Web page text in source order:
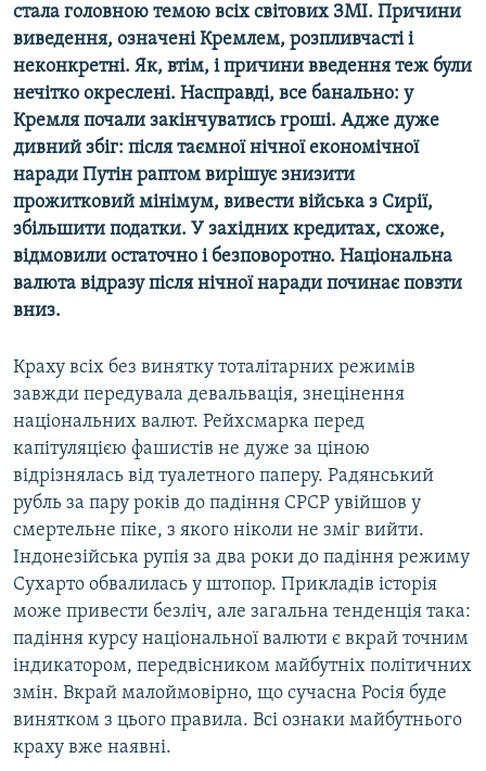
стала головною темою всіх світових ЗМІ. Причини
виведення, означені Кремлем, розпливчасті і
неконкретні. Як, втім, і причини введення теж були
нечітко окреслені. Насправді, все банально: у
Кремля почали закінчуватись гроші. Адже дуже
дивний збіг: після таємної нічної економічної
наради Путін раптом вирішує знизити
прожитковий мінімум, вивести війська з Сирії,
збільшити податки. У західних кредитах, схоже,
відмовили остаточно і безповоротно. Національна
валюта відразу після нічної наради починає повзти
вниз.
Краху всіх без винятку тоталітарних режимів
завжди передувала девальвація, знецінення
національних валют. Рейхсмарка перед
капітуляцією фашистів не дуже за ціною
відрізнялась від туалетного паперу. Радянський
рубль за пару років до падіння СРСР увійшов у
смертельне піке, з якого ніколи не зміг вийти.
Індонезійська рупія за два роки до падіння режиму
Сухарто обвалилась у штопор. Прикладів історія
може привести безліч, але загальна тенденція така:
падіння курсу національної валюти є вкрай точним
індикатором, передвісником майбутніх політичних
змін. Вкрай малоймовірно, що сучасна Росія буде
винятком з цього правила. Всі ознаки майбутнього
краху вже наявні.